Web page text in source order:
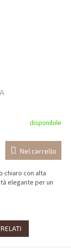
disponibile
Nel carrello
chiaro con alta
elegante per un